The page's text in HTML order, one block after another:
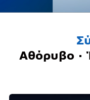
Αθόρυβο ·